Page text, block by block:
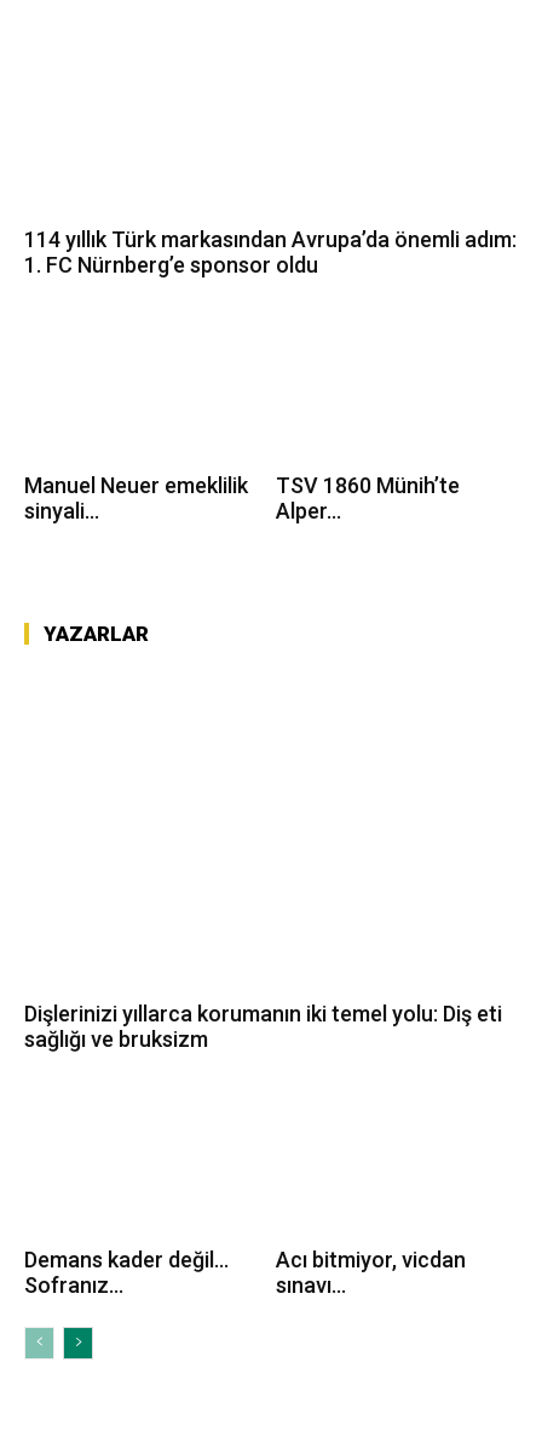
114 yıllık Türk markasından Avrupa’da önemli adım:
1. FC Nürnberg’e sponsor oldu
Manuel Neuer emeklilik
sinyali...
TSV 1860 Münih’te
Alper...
YAZARLAR
Dişlerinizi yıllarca korumanın iki temel yolu: Diş eti
sağlığı ve bruksizm
Demans kader değil…
Sofranız...
Acı bitmiyor, vicdan
sınavı...